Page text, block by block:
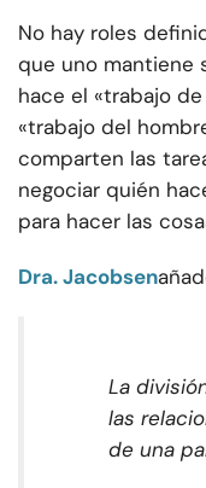
No hay roles
que uno mantiene
hace el «trabajo
«trabajo del
comparten las
negociar quién
para hacer las
Dra. Jacobsen
La
las
de una